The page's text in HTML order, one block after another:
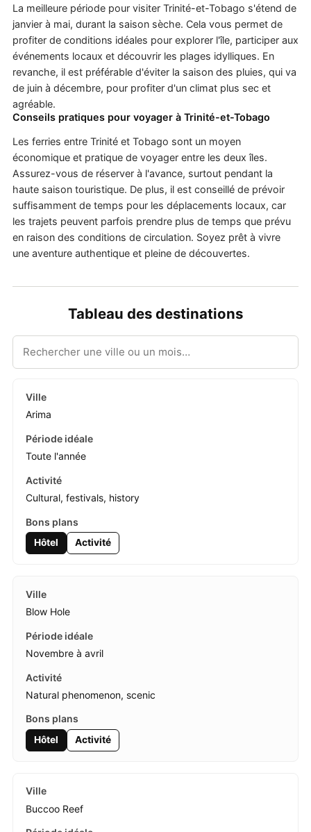
La meilleure période pour visiter Trinité-et-Tobago s'étend de
janvier à mai, durant la saison sèche. Cela vous permet de
profiter de conditions idéales pour explorer l'île, participer aux
événements locaux et découvrir les plages idylliques. En
revanche, il est préférable d'éviter la saison des pluies, qui va
de juin à décembre, pour profiter d'un climat plus sec et
agréable.
Conseils pratiques pour voyager à Trinité-et-Tobago
Les ferries entre Trinité et Tobago sont un moyen
économique et pratique de voyager entre les deux îles.
Assurez-vous de réserver à l'avance, surtout pendant la
haute saison touristique. De plus, il est conseillé de prévoir
suffisamment de temps pour les déplacements locaux, car
les trajets peuvent parfois prendre plus de temps que prévu
en raison des conditions de circulation. Soyez prêt à vivre
une aventure authentique et pleine de découvertes.
Tableau des destinations
Arima
Toute l'année
Cultural, festivals, history
Hôtel Activité
Blow Hole
Novembre à avril
Natural phenomenon, scenic
Hôtel Activité
Buccoo Reef